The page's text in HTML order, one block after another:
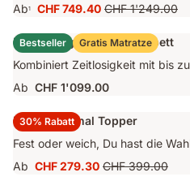
Ab1
Preis
CHF 749.40
CHF 749.40 Ursprünglicher
Preis
CHF 1'249.00
CHF 1'249.00
Bestseller Gratis Matratze
Emma Original Stauraumbett
Kombiniert Zeitlosigkeit mit bis
Ab CHF 1'099.00
30% Rabatt
Emma Original Topper
Fest oder weich, Du hast die
Ab Preis
CHF 279.30 Ursprünglicher
CHF 399.00